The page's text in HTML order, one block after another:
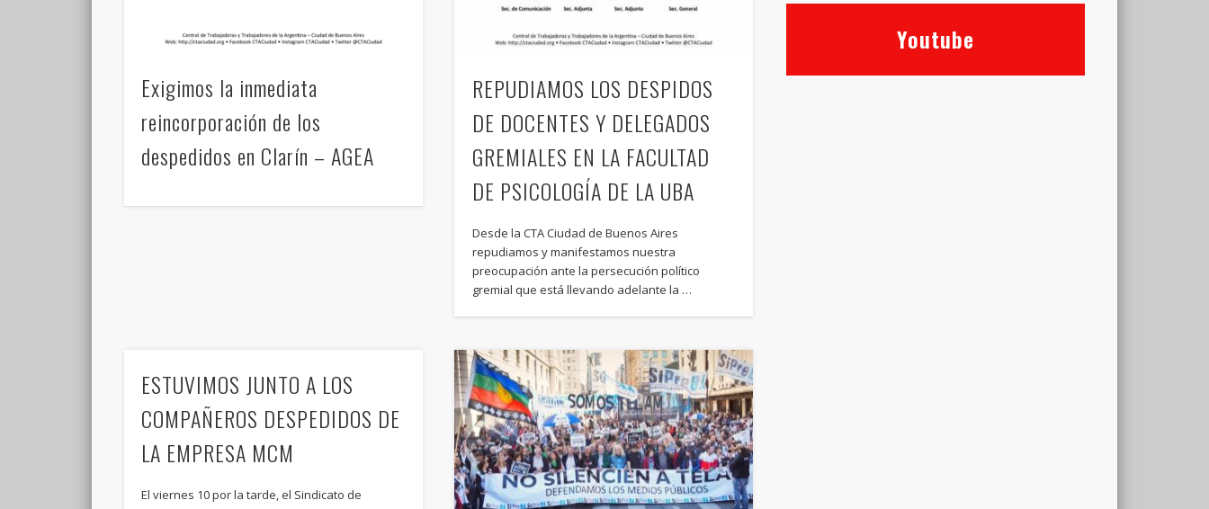
Exigimos la inmediata
reincorporación de los
despedidos en Clarín – AGEA
REPUDIAMOS LOS DESPIDOS
DE DOCENTES Y DELEGADOS
GREMIALES EN LA FACULTAD
DE PSICOLOGÍA DE LA UBA
Desde la CTA Ciudad de Buenos Aires
repudiamos y manifestamos nuestra
preocupación ante la persecución político
gremial que está llevando adelante la …
ESTUVIMOS JUNTO A LOS
COMPAÑEROS DESPEDIDOS DE
LA EMPRESA MCM
El viernes 10 por la tarde, el Sindicato de
Youtube